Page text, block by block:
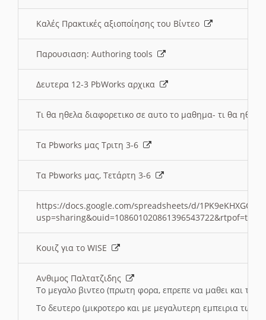
Καλές Πρακτικές αξιοποίησης του Βίντεο
Παρουσιαση: Authoring tools
Δευτερα 12-3 PbWorks αρχικα
Τι θα ηθελα διαφορετικο σε αυτο το μαθημα- τι θα
Τα Pbworks μας Τριτη 3-6
Τα Pbworks μας, Τετάρτη 3-6
https://docs.google.com/spreadsheets/d/
Κουιζ για το WISE
Ανθιμος Παλτατζιδης
Το μεγαλο βιντεο (πρωτη φορα, επρεπε να μαθει και το
Το δευτερο (μικροτερο και με μεγαλυτερη εμπειρια